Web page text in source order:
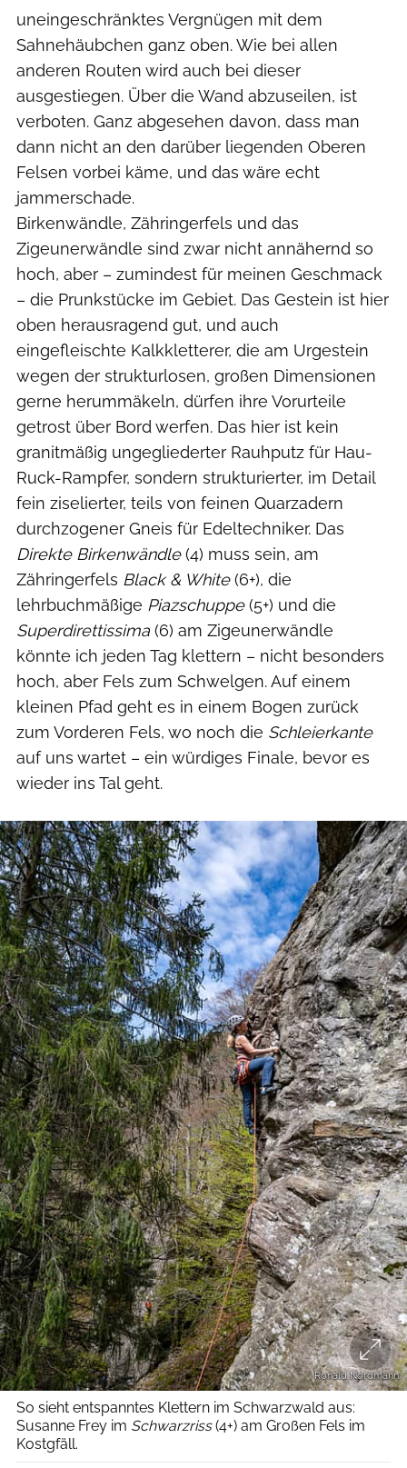
uneingeschränktes Vergnügen mit dem
Sahnehäubchen ganz oben. Wie bei allen
anderen Routen wird auch bei dieser
ausgestiegen. Über die Wand abzuseilen, ist
verboten. Ganz abgesehen davon, dass man
dann nicht an den darüber liegenden Oberen
Felsen vorbei käme, und das wäre echt
jammerschade.
Birkenwändle, Zähringerfels und das
Zigeunerwändle sind zwar nicht annähernd so
hoch, aber – zumindest für meinen Geschmack
– die Prunkstücke im Gebiet. Das Gestein ist hier
oben herausragend gut, und auch
eingefleischte Kalkkletterer, die am Urgestein
wegen der strukturlosen, großen Dimensionen
gerne herummäkeln, dürfen ihre Vorurteile
getrost über Bord werfen. Das hier ist kein
granitmäßig ungegliederter Rauhputz für Hau-
Ruck-Rampfer, sondern strukturierter, im Detail
fein ziselierter, teils von feinen Quarzadern
durchzogener Gneis für Edeltechniker. Das
Direkte Birkenwändle(4) muss sein, am
Zähringerfels Black & White(6+), die
lehrbuchmäßige Piazschuppe(5+) und die
Superdirettissima (6) am Zigeunerwändle
könnte ich jeden Tag klettern – nicht besonders
hoch, aber Fels zum Schwelgen. Auf einem
kleinen Pfad geht es in einem Bogen zurück
zum Vorderen Fels, wo noch die Schleierkante
auf uns wartet – ein würdiges Finale, bevor es
wieder ins Tal geht.
Ronald Nordmann
So sieht entspanntes Klettern im Schwarzwald aus:
Susanne Frey im Schwarzriss(4+) am Großen Fels im
Kostgfäll.